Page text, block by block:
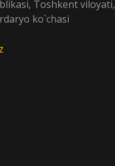
Toshkent viloyati,
ko`chasi